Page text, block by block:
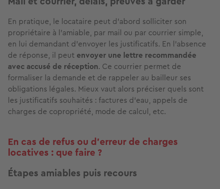
En pratique, le locataire peut d’abord solliciter son
propriétaire à l’amiable, par mail ou par courrier simple,
en lui demandant d’envoyer les justificatifs. En l’absence
de réponse, il peut envoyer une lettre recommandée
avec accusé de réception. Ce courrier permet de
formaliser la demande et de rappeler au bailleur ses
obligations légales. Mieux vaut alors préciser quels sont
les justificatifs souhaités : factures d’eau, appels de
charges de copropriété, mode de calcul, etc.
En cas de refus ou d’erreur de charges
locatives : que faire ?
Étapes amiables puis recours